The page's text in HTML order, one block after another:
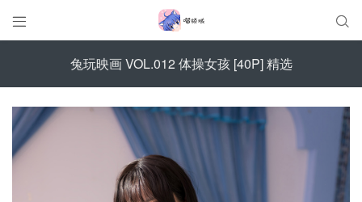
 
兔玩映画 VOL.012 体操女孩 [40P] 精选